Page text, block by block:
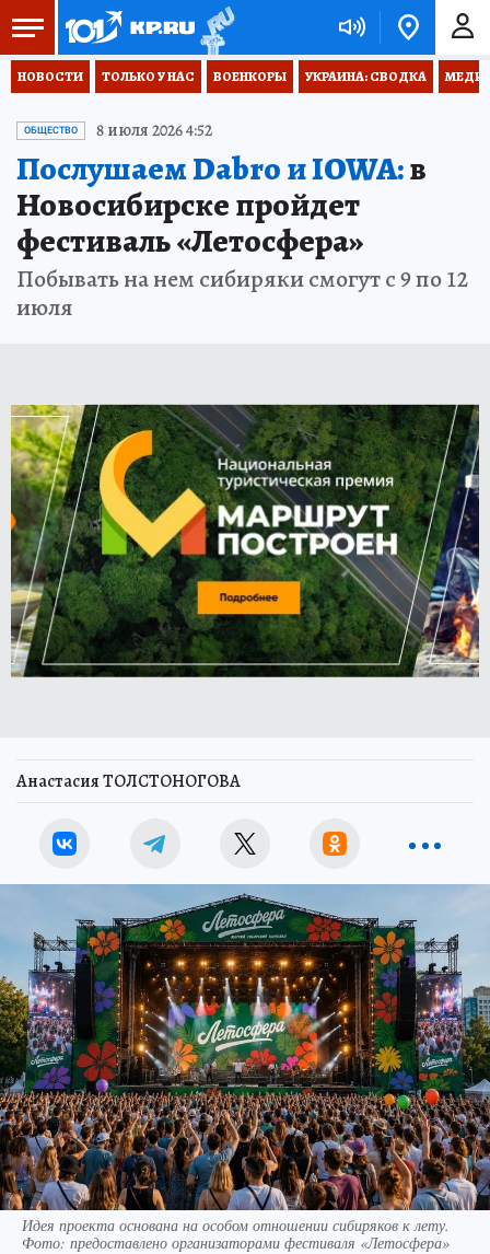
НОВОСТИ ТОЛЬКО У НАС ВОЕНКОРЫ УКРАИНА: СВОДКА
ОБЩЕСТВО 8 июля 2026 4:52
Послушаем Dabro и IOWA:в
Новосибирске пройдет
фестиваль «Летосфера»
Побывать на нем сибиряки смогут с 9 по 12
июля
Анастасия ТОЛСТОНОГОВА
Идея проекта основана на особом отношении сибиряков к лету.
Фото: предоставлено организаторами фестиваля «Летосфера»